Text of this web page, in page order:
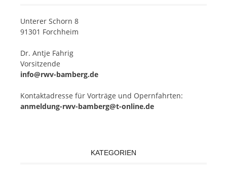
Un­te­rer Schorn 8
91301 Forchheim
Dr. Ant­je Fahrig
Vorsitzende
info@rwv-bamberg.de
Kon­takt­adres­se für Vor­trä­ge und Opern­fahr­ten:
anmeldung-rwv-bamberg@t-online.de
KATEGORIEN